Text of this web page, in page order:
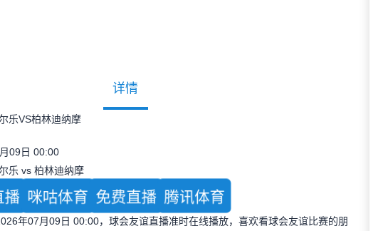
详情
乐VS柏林迪纳摩
09日 00:00
乐 vs 柏林迪纳摩
播 咪咕体育 免费直播 腾讯体育
年07月09日 00:00，球会友谊直播准时在线播放，喜欢看球会友谊比赛的朋